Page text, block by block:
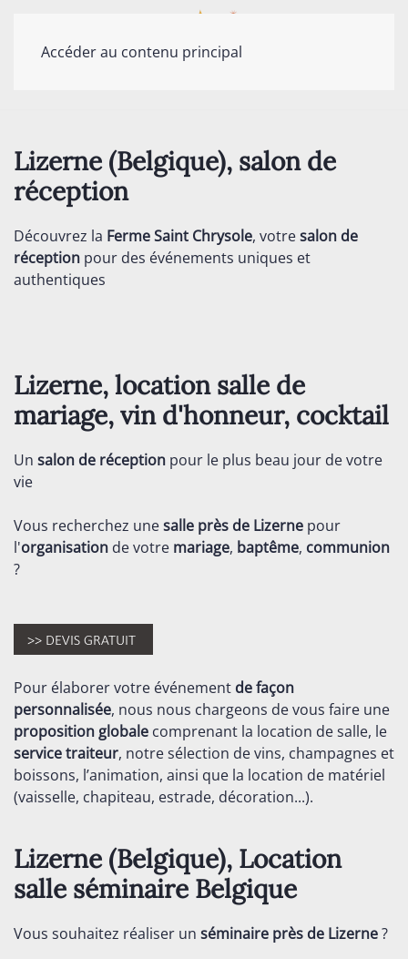
Accéder au contenu principal
Lizerne (Belgique), salon de
réception
Découvrez la Ferme Saint Chrysole, votresalon de
réception pour des événements uniques et
authentiques
Lizerne, location salle de
mariage, vin d'honneur, cocktail
Un salon de réception pour le plus beau jour de votre
vie
Vous recherchez unesalle près de Lizerne pour
l'organisation de votre mariage, baptême, communion
?
Pour élaborer votre événement de façon
personnalisée, nous nous chargeons de vous faire une
proposition globale comprenant la location de salle, le
service traiteur, notre sélection de vins, champagnes et
boissons, l’animation, ainsi que la location de matériel
(vaisselle, chapiteau, estrade, décoration...).
Lizerne (Belgique), Location
salle séminaireBelgique
Vous souhaitez réaliser un séminaire près de Lizerne?